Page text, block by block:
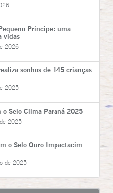
Príncipe: uma
vidas
2026
sonhos de 145 crianças
2025
o Selo Clima Paraná 2025
2025
o Selo Ouro Impactacim
de 2025